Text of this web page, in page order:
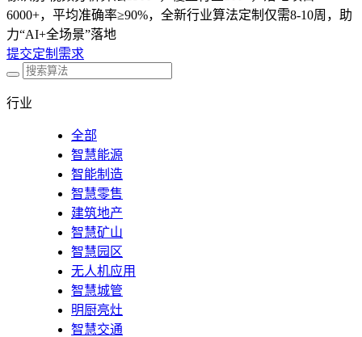
6000+，平均准确率≥90%，全新行业算法定制仅需8-10周，助
力“AI+全场景”落地
提交定制需求
行业
全部
智慧能源
智能制造
智慧零售
建筑地产
智慧矿山
智慧园区
无人机应用
智慧城管
明厨亮灶
智慧交通